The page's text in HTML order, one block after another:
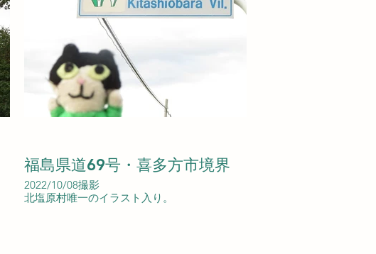
福島県道69号・喜多方市境界
2022/10/08撮影
北塩原村唯一のイラスト入り。